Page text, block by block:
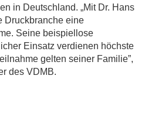
in Deutschland. „Mit Dr. Hans
Druckbranche eine
Seine beispiellose
Einsatz verdienen höchste
gelten seiner Familie”,
des VDMB.